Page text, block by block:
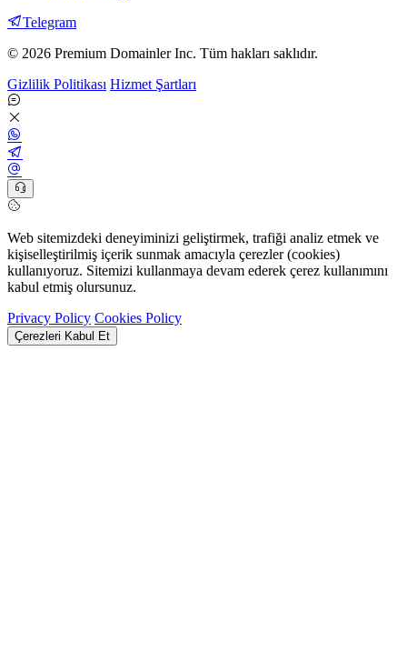
Telegram
© 2026 Premium Domainler Inc. Tüm hakları saklıdır.
Gizlilik Politikası Hizmet Şartları
Web sitemizdeki deneyiminizi geliştirmek, trafiği analiz etmek ve
kişiselleştirilmiş içerik sunmak amacıyla çerezler (cookies)
kullanıyoruz. Sitemizi kullanmaya devam ederek çerez kullanımını
kabul etmiş olursunuz.
Privacy Policy Cookies Policy
Çerezleri Kabul Et